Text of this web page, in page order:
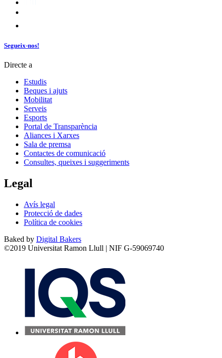
Segueix-nos!
Directe a
Estudis
Beques i ajuts
Mobilitat
Serveis
Esports
Portal de Transparència
Aliances i Xarxes
Sala de premsa
Contactes de comunicació
Consultes, queixes i suggeriments
Legal
Avís legal
Protecció de dades
Política de cookies
Baked by Digital Bakers
©2019 Universitat Ramon Llull | NIF G-59069740